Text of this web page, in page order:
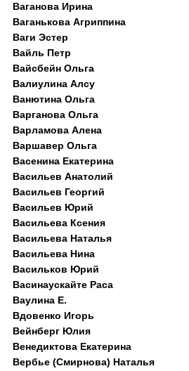
Ваганова Ирина
Ваганькова Агриппина
Ваги Эстер
Вайль Петр
Вайсбейн Ольга
Валиулина Алсу
Ванютина Ольга
Варганова Ольга
Варламова Алена
Варшавер Ольга
Васенина Екатерина
Васильев Анатолий
Васильев Георгий
Васильев Юрий
Васильева Ксения
Васильева Наталья
Васильева Нина
Васильков Юрий
Васинаускайте Раса
Ваулина Е.
Вдовенко Игорь
Вейнберг Юлия
Венедиктова Екатерина
Вербье (Смирнова) Наталья